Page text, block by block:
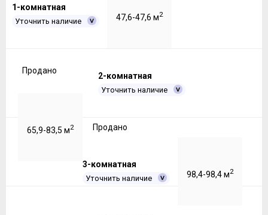
1-комнатная
Уточнить наличие 47,6-47,6 м2
Продано
2-комнатная
Уточнить наличие
65,9-83,5 м2 Продано
3-комнатная
Уточнить наличие 98,4-98,4 м2